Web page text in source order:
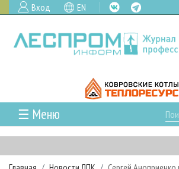
Вход EN
☰ Меню
ГЛАВНАЯ
РУБРИКИ И ТЕМЫ